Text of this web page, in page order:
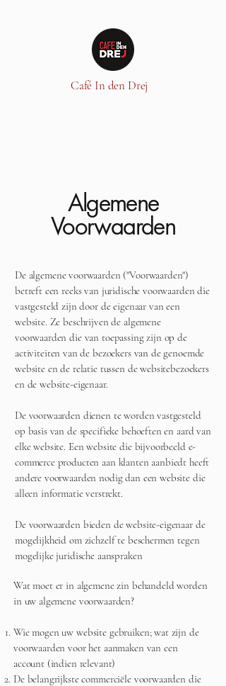
Café In den Drej
Algemene
Voorwaarden
De algemene voorwaarden ("Voorwaarden")
betreft een reeks van juridische voorwaarden die
vastgesteld zijn door de eigenaar van een
website. Ze beschrijven de algemene
voorwaarden die van toepassing zijn op de
activiteiten van de bezoekers van de genoemde
website en de relatie tussen de websitebezoekers
en de website-eigenaar.
De voorwaarden dienen te worden vastgesteld
op basis van de specifieke behoeften en aard van
elke website. Een website die bijvoorbeeld e-
commerce producten aan klanten aanbiedt heeft
andere voorwaarden nodig dan een website die
alleen informatie verstrekt.
De voorwaarden bieden de website-eigenaar de
mogelijkheid om zichzelf te beschermen tegen
mogelijke juridische aanspraken
Wat moet er in algemene zin behandeld worden
in uw algemene voorwaarden?
Wie mogen uw website gebruiken; wat zijn de
voorwaarden voor het aanmaken van een
account (indien relevant)
De belangrijkste commerciële voorwaarden die